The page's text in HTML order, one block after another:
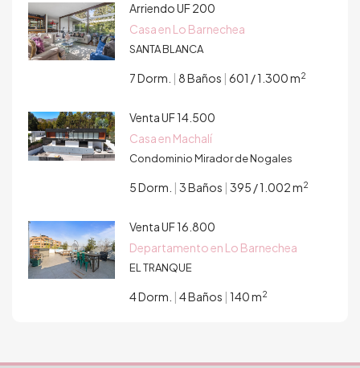
ArriendoUF 200
Casa en Lo Barnechea
SANTA BLANCA
7 Dorm. | 8 Baños | 601 / 1.300 m2
VentaUF 14.500
Casa en Machalí
Condominio Mirador de Nogales
5 Dorm. | 3 Baños | 395 / 1.002 m2
VentaUF 16.800
Departamento en Lo Barnechea
EL TRANQUE
4 Dorm. | 4 Baños | 140 m2